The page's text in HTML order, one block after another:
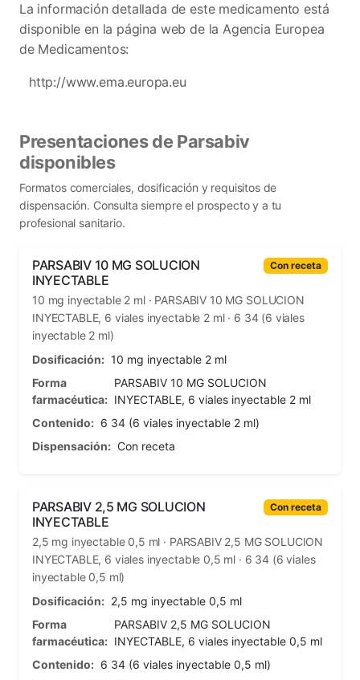
La información detallada de este medicamento está
disponible en la página web de la Agencia Europea
de Medicamentos:
http://www.ema.europa.eu
Presentaciones de Parsabiv
disponibles
Formatos comerciales, dosificación y requisitos de
dispensación. Consulta siempre el prospecto y a tu
profesional sanitario.
PARSABIV 10 MG SOLUCION
INYECTABLE
Con receta
10 mg inyectable 2 ml · PARSABIV 10 MG SOLUCION
INYECTABLE, 6 viales inyectable 2 ml · 6 34 (6 viales
inyectable 2 ml)
Dosificación: 10 mg inyectable 2 ml
Forma
farmacéutica:
PARSABIV 10 MG SOLUCION
INYECTABLE, 6 viales inyectable 2 ml
Contenido: 6 34 (6 viales inyectable 2 ml)
Dispensación: Con receta
PARSABIV 2,5 MG SOLUCION
INYECTABLE
Con receta
2,5 mg inyectable 0,5 ml · PARSABIV 2,5 MG SOLUCION
INYECTABLE, 6 viales inyectable 0,5 ml · 6 34 (6 viales
inyectable 0,5 ml)
Dosificación: 2,5 mg inyectable 0,5 ml
Forma
farmacéutica:
PARSABIV 2,5 MG SOLUCION
INYECTABLE, 6 viales inyectable 0,5 ml
Contenido: 6 34 (6 viales inyectable 0,5 ml)